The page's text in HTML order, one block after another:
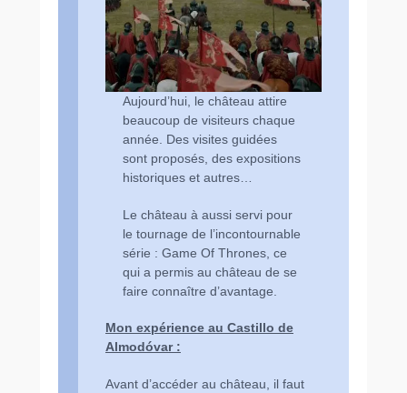
Aujourd’hui, le château attire
beaucoup de visiteurs chaque
année. Des visites guidées
sont proposés, des expositions
historiques et autres…
Le château à aussi servi pour
le tournage de l’incontournable
série : Game Of Thrones, ce
qui a permis au château de se
faire connaître d’avantage.
Mon expérience au Castillo de
Almodóvar :
Avant d’accéder au château, il faut